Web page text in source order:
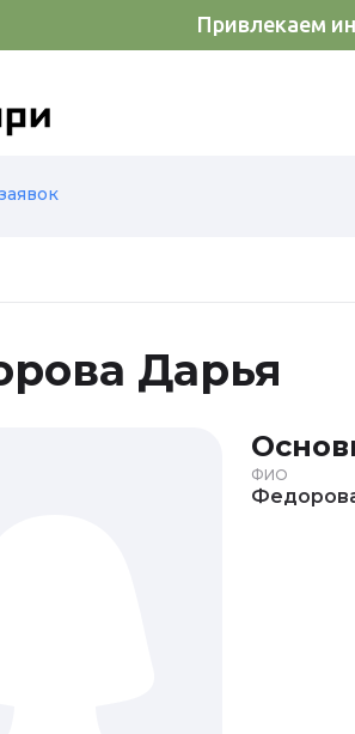
Привлекаем
Дарья
ФИО